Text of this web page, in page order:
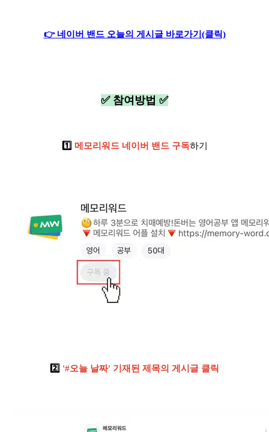
👉 네이버 밴드 오늘의 게시글 바로가기(클릭)
✅ 참여방법 ✅
1️⃣ 메모리워드 네이버 밴드 구독하기
2️⃣ '#오늘 날짜' 기재된 제목의 게시글 클릭